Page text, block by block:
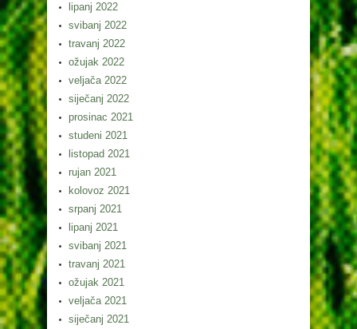
lipanj 2022
svibanj 2022
travanj 2022
ožujak 2022
veljača 2022
siječanj 2022
prosinac 2021
studeni 2021
listopad 2021
rujan 2021
kolovoz 2021
srpanj 2021
lipanj 2021
svibanj 2021
travanj 2021
ožujak 2021
veljača 2021
siječanj 2021